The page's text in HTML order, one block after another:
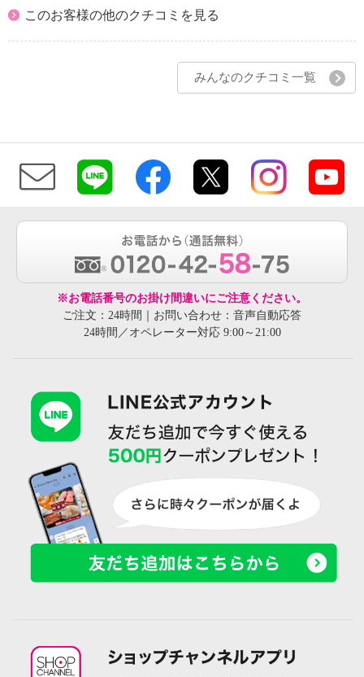
このお客様の他のクチコミを見る
みんなのクチコミ一覧
※お電話番号のお掛け間違いにご注意ください。
ご注文：24時間｜お問い合わせ：音声自動応答
24時間／オペレーター対応 9:00～21:00